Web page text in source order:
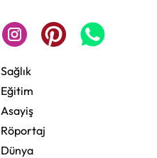
Sağlık
Eğitim
Asayiş
Röportaj
Dünya